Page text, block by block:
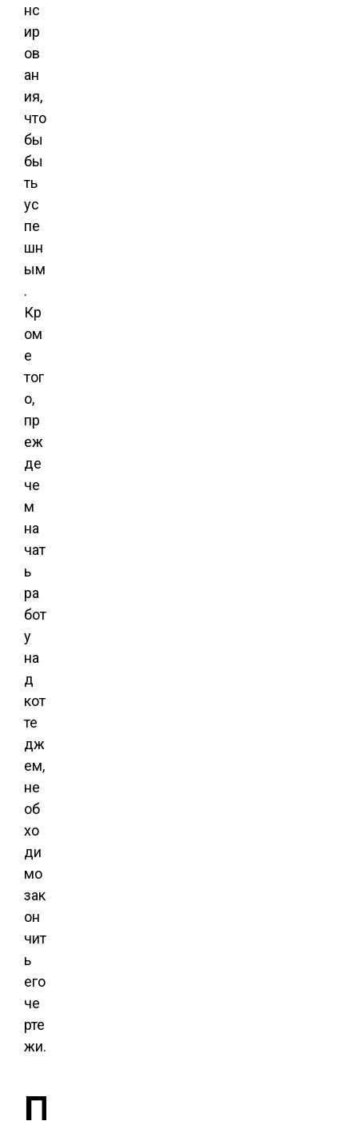
нс
ир
ов
ан
ия,
что
бы
бы
ть
ус
пе
шн
ым
.
Кр
ом
е
тог
о,
пр
еж
де
че
м
на
чат
ь
ра
бот
у
на
д
кот
те
дж
ем,
не
об
хо
ди
мо
зак
он
чит
ь
его
че
рте
жи.
П